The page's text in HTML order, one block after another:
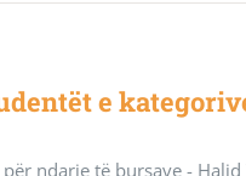
e
ndarje të bursave -